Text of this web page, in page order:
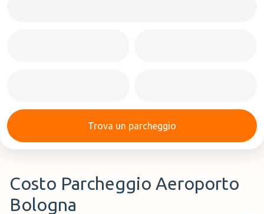
Trova un parcheggio
Costo Parcheggio Aeroporto
Bologna